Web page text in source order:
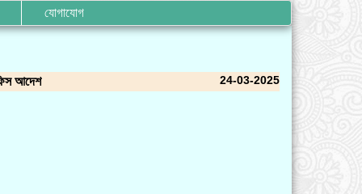
যোগাযোগ
আদেশ 24-03-2025